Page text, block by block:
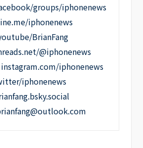
groups/iphonenews
iphonenews
BrianFang
@iphonenews
instagram.com/iphonenews
iphonenews